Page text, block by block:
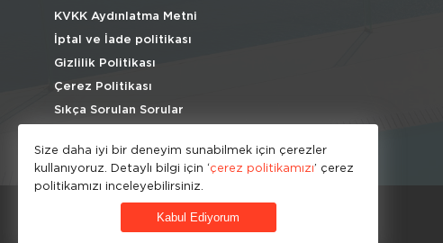
KVKK Aydınlatma Metni
İptal ve İade politikası
Gizlilik Politikası
Çerez Politikası
Sıkça Sorulan Sorular
© HipoKid 2026 . All rights reserved.
Size daha iyi bir deneyim sunabilmek için çerezler
kullanıyoruz. Detaylı bilgi için ‘çerez politikamızı’ çerez
politikamızı inceleyebilirsiniz.
Kabul Ediyorum